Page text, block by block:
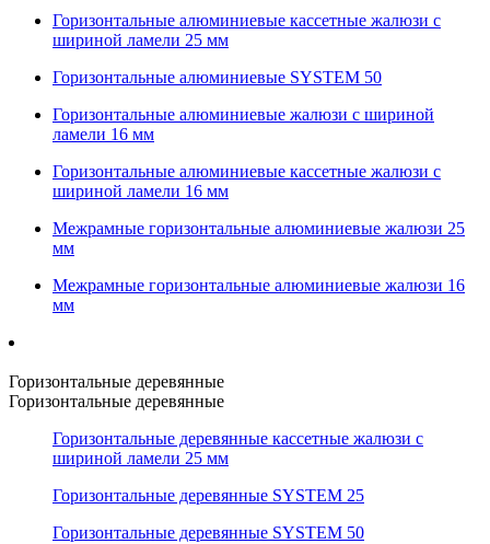
Горизонтальные алюминиевые кассетные жалюзи с
шириной ламели 25 мм
Горизонтальные алюминиевые SYSTEM 50
Горизонтальные алюминиевые жалюзи с шириной
ламели 16 мм
Горизонтальные алюминиевые кассетные жалюзи с
шириной ламели 16 мм
Межрамные горизонтальные алюминиевые жалюзи 25
мм
Межрамные горизонтальные алюминиевые жалюзи 16
мм
Горизонтальные деревянные
Горизонтальные деревянные
Горизонтальные деревянные кассетные жалюзи с
шириной ламели 25 мм
Горизонтальные деревянные SYSTEM 25
Горизонтальные деревянные SYSTEM 50